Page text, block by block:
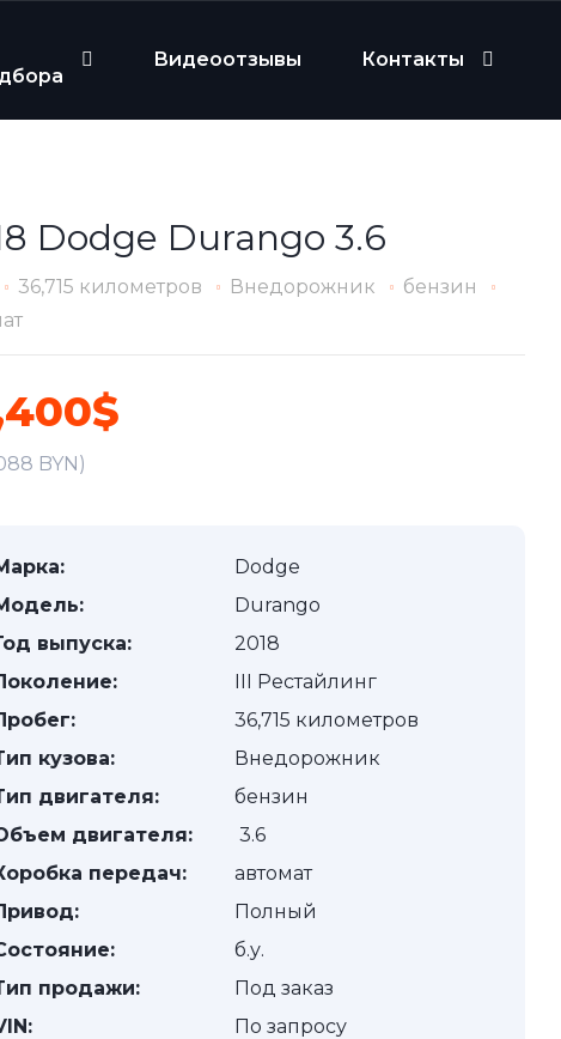
Видеоотзывы Контакты
Dodge Durango 3.6
36,715 километров Внедорожник
бензин
BYN)
Dodge
Durango
выпуска:
2018
III Рестайлинг
36,715 километров
кузова:
Внедорожник
двигателя:
бензин
двигателя:
3.6
передач:
автомат
Полный
б.у.
продажи:
Под заказ
По запросу